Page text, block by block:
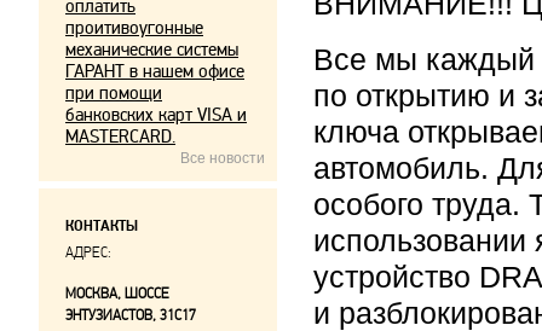
Все мы каждый
по открытию и
ключа
автомобиль.
особого
использовании
устройство
и
оплатить
проитивоугонные
механические системы
ГАРАНТ в нашем офисе
при помощи
банковских карт VISA и
MASTERCARD.
Все новости
КОНТАКТЫ
АДРЕС:
МОСКВА, ШОССЕ
ЭНТУЗИАСТОВ, 31С17